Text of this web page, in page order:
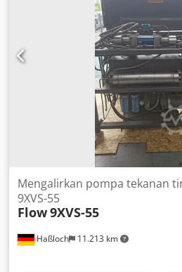
Haßloch 11.213 km
Mengalirkan pompa tekanan
9XVS-55
Flow9XVS-55